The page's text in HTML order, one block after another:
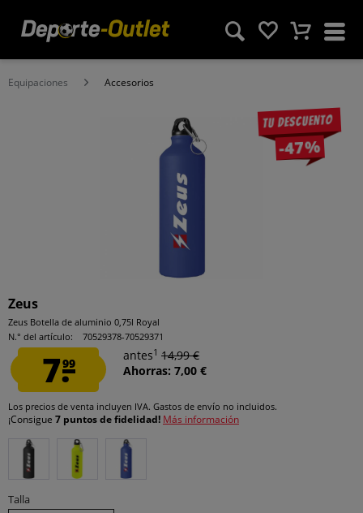
Equipaciones Accesorios
Tu descuento
-47%
Zeus
Zeus Botella de aluminio 0,75l Royal
N.° del artículo:
70529378-70529371
7.99
antes1 14,99 €
Ahorras: 7,00 €
Los precios de venta incluyen IVA. Gastos de envío no incluidos.
¡Consigue 7 puntos de fidelidad! Más información
Talla